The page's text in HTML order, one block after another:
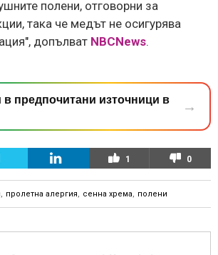
полени, отговорни за
така че медът не осигурява
допълват NBCNews.
предпочитани източници в
→
1 0
, пролетна алергия, сенна хрема, полени